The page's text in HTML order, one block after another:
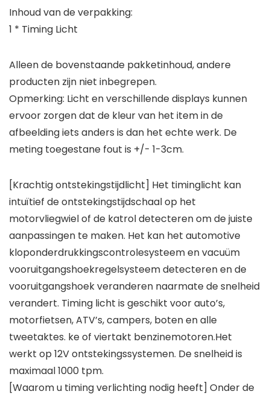
Inhoud van de verpakking:
1 * Timing Licht
Alleen de bovenstaande pakketinhoud, andere
producten zijn niet inbegrepen.
Opmerking: Licht en verschillende displays kunnen
ervoor zorgen dat de kleur van het item in de
afbeelding iets anders is dan het echte werk. De
meting toegestane fout is +/- 1-3cm.
[Krachtig ontstekingstijdlicht] Het timinglicht kan
intuïtief de ontstekingstijdschaal op het
motorvliegwiel of de katrol detecteren om de juiste
aanpassingen te maken. Het kan het automotive
kloponderdrukkingscontrolesysteem en vacuüm
vooruitgangshoekregelsysteem detecteren en de
vooruitgangshoek veranderen naarmate de snelheid
verandert. Timing licht is geschikt voor auto’s,
motorfietsen, ATV’s, campers, boten en alle
tweetaktes. ke of viertakt benzinemotoren.Het
werkt op 12V ontstekingssystemen. De snelheid is
maximaal 1000 tpm.
[Waarom u timing verlichting nodig heeft] Onder de